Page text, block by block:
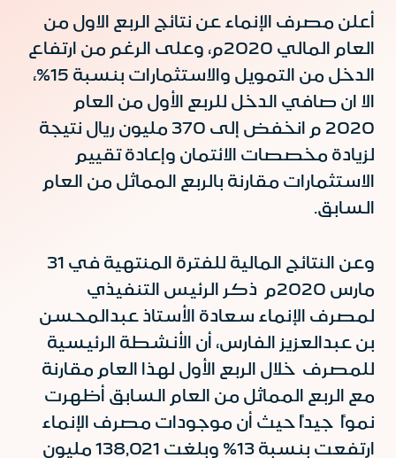
أعلن مصرف الإنماء عن نتائج الربع الاول من
العام المالي 2020م، وعلى الرغم من ارتفاع
الدخل من التمويل والاستثمارات بنسبة 15%،
الا ان صافي الدخل للربع الأول من العام
2020 م انخفض إلى 370 مليون ريال نتيجة
لزيادة مخصصات الائتمان وإعادة تقييم
الاستثمارات مقارنة بالربع المماثل من العام
السابق.
وعن النتائج المالية للفترة المنتهية في 31
مارس 2020م ذكر الرئيس التنفيذي
لمصرف الإنماء سعادة الأستاذ عبدالمحسن
بن عبدالعزيز الفارس، أن الأنشطة الرئيسية
للمصرف خلال الربع الأول لهذا العام مقارنة
مع الربع المماثل من العام السابق أظهرت
نمواً جيداً حيث أن موجودات مصرف الإنماء
ارتفعت بنسبة 13% وبلغت 138,021 مليون